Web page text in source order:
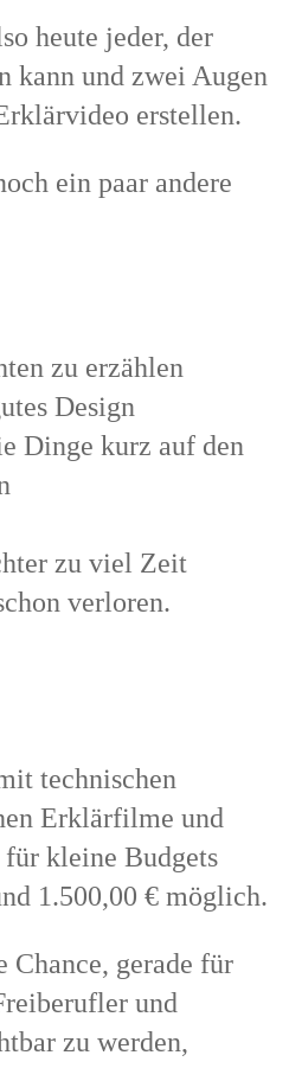
heute jeder, der
kann und zwei Augen
erstellen.
ein paar andere
zu erzählen
Design
Dinge kurz auf den
zu viel Zeit
verloren.
technischen
Erklärfilme und
für kleine Budgets
1.500,00 € möglich.
Chance, gerade für
und
zu werden,